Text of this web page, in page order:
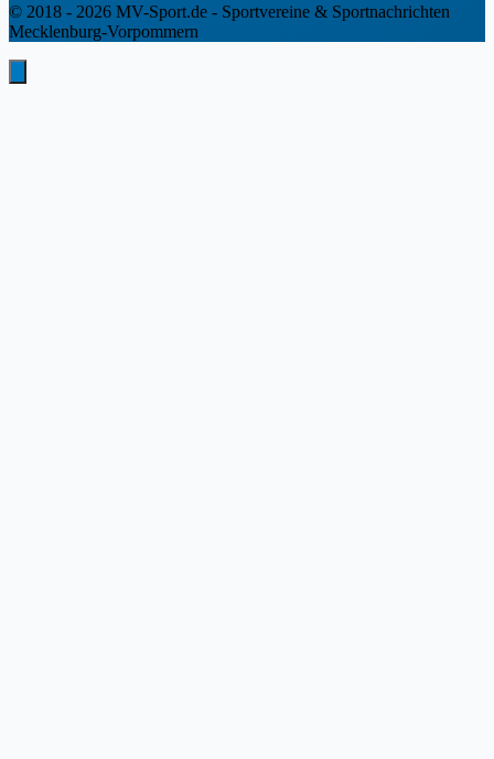
© 2018 - 2026 MV-Sport.de - Sportvereine & Sportnachrichten
Mecklenburg-Vorpommern